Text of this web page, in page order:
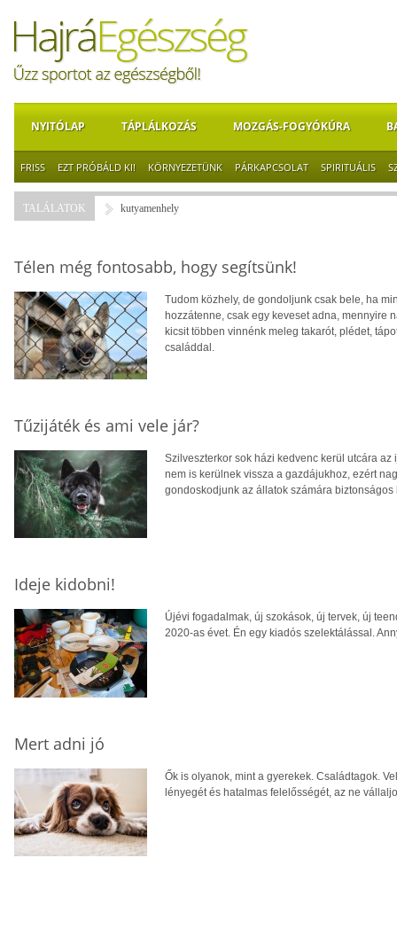
NYITÓLAP TÁPLÁLKOZÁS MOZGÁS-FOGYÓKÚRA
FRISS EZT PRÓBÁLD KI! KÖRNYEZETÜNK PÁRKAPCSOLAT SPIRITUÁLIS
TALÁLATOK kutyamenhely
Télen még fontosabb, hogy segítsünk!
Tudom közhely, de gondoljunk csak bele, ha
hozzátenne, csak egy keveset adna, mennyire
kicsit többen vinnénk meleg takarót, plédet,
családdal.
Tűzijáték és ami vele jár?
Szilveszterkor sok házi kedvenc kerül utcára
nem is kerülnek vissza a gazdájukhoz, ezért
gondoskodjunk az állatok számára biztonságos
Ideje kidobni!
Újévi fogadalmak, új szokások, új tervek, új
2020-as évet. Én egy kiadós szelektálással.
Mert adni jó
Ők is olyanok, mint a gyerekek. Családtagok.
lényegét és hatalmas felelősségét, az ne